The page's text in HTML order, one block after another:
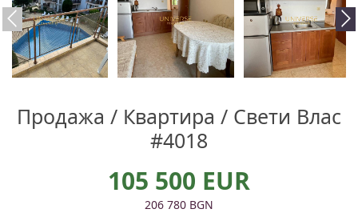
Продажа / Квартира / Свети Влас
#4018
105 500 EUR
206 780 BGN